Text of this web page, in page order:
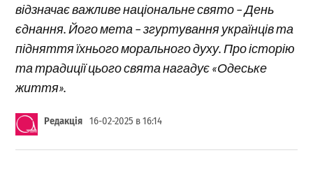
відзначає важливе національне свято – День
єднання. Його мета – згуртування українців та
підняття їхнього морального духу. Про історію
та традиції цього свята нагадує «Одеське
життя».
Редакція 16-02-2025 в 16:14